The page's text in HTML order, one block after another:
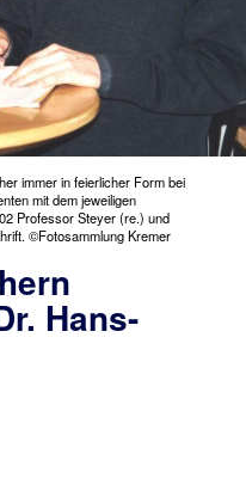
immer in feierlicher Form bei
mit dem jeweiligen
Professor Steyer (re.) und
©Fotosammlung Kremer
Hans-